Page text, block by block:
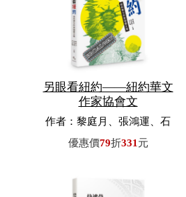
另眼看紐約——紐約華文
作家協會文
作者：黎庭月、張鴻運、石
文珊／主編
優惠價79折331元